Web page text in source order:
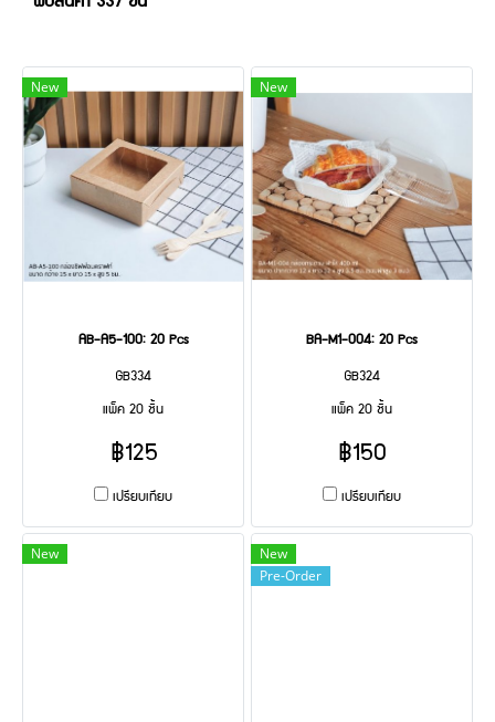
New
AB-A5-100: 20 Pcs
GB334
แพ็ค 20 ชิ้น
฿125
เปรียบเทียบ
New
BA-M1-004: 20 Pcs
GB324
แพ็ค 20 ชิ้น
฿150
เปรียบเทียบ
New
New
Pre-Order